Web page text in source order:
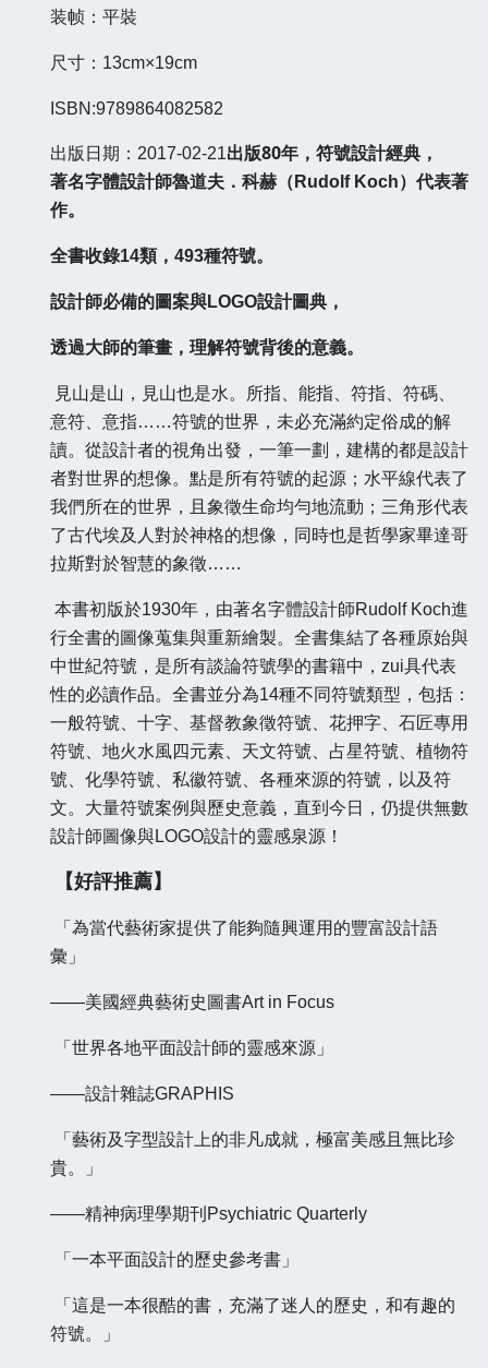
装帧：平裝
尺寸： 13cm×19cm
ISBN:9789864082582
出版日期： 2017-02-21出版80年，符號設計經典，
著名字體設計師魯道夫．科赫（ Rudolf Koch）代表著
作。
全書收錄14類，493種符號。
設計師必備的圖案與LOGO設計圖典，
透過大師的筆畫，理解符號背後的意義。
見山是山，見山也是水。所指、能指、符指、符碼、
意符、意指……符號的世界，未必充滿約定俗成的解
讀。從設計者的視角出發，一筆一劃，建構的都是設計
者對世界的想像。點是所有符號的起源；水平線代表了
我們所在的世界，且象徵生命均勻地流動；三角形代表
了古代埃及人對於神格的想像，同時也是哲學家畢達哥
拉斯對於智慧的象徵……
本書初版於1930年，由著名字體設計師Rudolf Koch進
行全書的圖像蒐集與重新繪製。全書集結了各種原始與
中世紀符號，是所有談論符號學的書籍中，zui具代表
性的必讀作品。全書並分為14種不同符號類型，包括：
一般符號、十字、基督教象徵符號、花押字、石匠專用
符號、地火水風四元素、天文符號、占星符號、植物符
號、化學符號、私徽符號、各種來源的符號，以及符
文。大量符號案例與歷史意義，直到今日，仍提供無數
設計師圖像與LOGO設計的靈感泉源！
【好評推薦】
「為當代藝術家提供了能夠隨興運用的豐富設計語
彙」
——美國經典藝術史圖書Art in Focus
「世界各地平面設計師的靈感來源」
——設計雜誌GRAPHIS
「藝術及字型設計上的非凡成就，極富美感且無比珍
貴。」
——精神病理學期刊Psychiatric Quarterly
「一本平面設計的歷史參考書」
「這是一本很酷的書，充滿了迷人的歷史，和有趣的
符號。」